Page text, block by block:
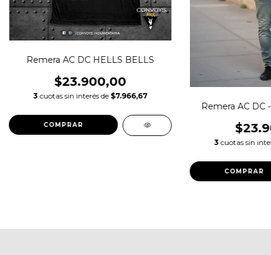
Remera AC DC HELLS BELLS
$23.900,00
3 cuotas sin interés de $7.966,67
COMPRAR
Remera AC DC
3 cuotas sin
COMPRAR